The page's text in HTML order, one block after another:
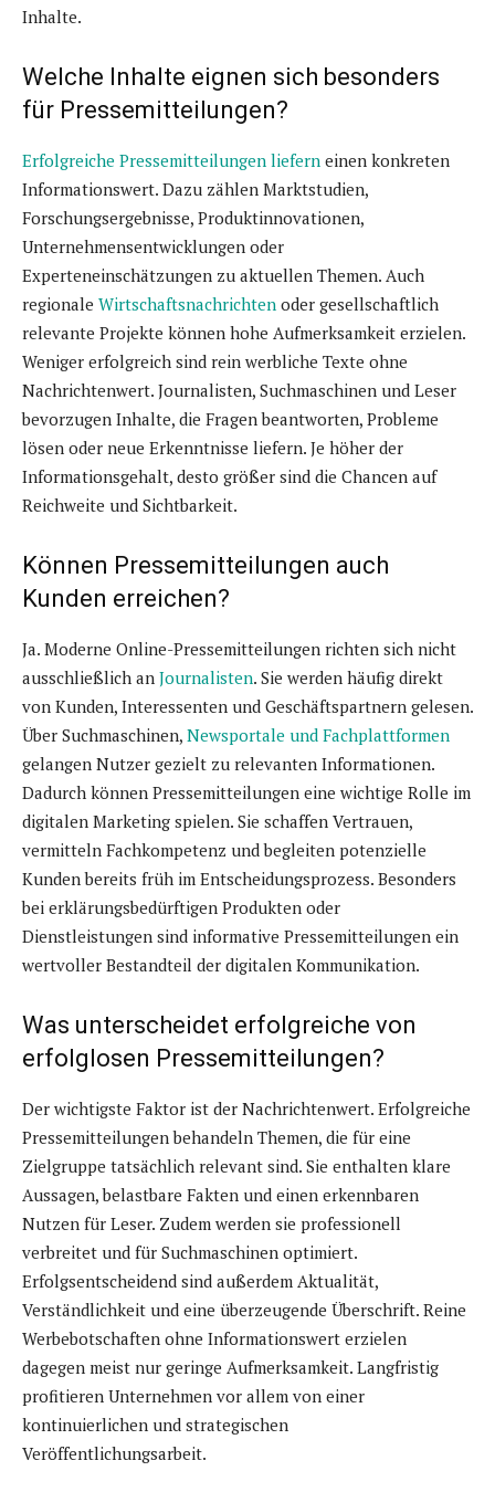
Inhalte.
Welche Inhalte eignen sich besonders
für Pressemitteilungen?
Erfolgreiche Pressemitteilungen liefern einen konkreten
Informationswert. Dazu zählen Marktstudien,
Forschungsergebnisse, Produktinnovationen,
Unternehmensentwicklungen oder
Experteneinschätzungen zu aktuellen Themen. Auch
regionale Wirtschaftsnachrichten oder gesellschaftlich
relevante Projekte können hohe Aufmerksamkeit erzielen.
Weniger erfolgreich sind rein werbliche Texte ohne
Nachrichtenwert. Journalisten, Suchmaschinen und Leser
bevorzugen Inhalte, die Fragen beantworten, Probleme
lösen oder neue Erkenntnisse liefern. Je höher der
Informationsgehalt, desto größer sind die Chancen auf
Reichweite und Sichtbarkeit.
Können Pressemitteilungen auch
Kunden erreichen?
Ja. Moderne Online-Pressemitteilungen richten sich nicht
ausschließlich an Journalisten. Sie werden häufig direkt
von Kunden, Interessenten und Geschäftspartnern gelesen.
Über Suchmaschinen, Newsportale und Fachplattformen
gelangen Nutzer gezielt zu relevanten Informationen.
Dadurch können Pressemitteilungen eine wichtige Rolle im
digitalen Marketing spielen. Sie schaffen Vertrauen,
vermitteln Fachkompetenz und begleiten potenzielle
Kunden bereits früh im Entscheidungsprozess. Besonders
bei erklärungsbedürftigen Produkten oder
Dienstleistungen sind informative Pressemitteilungen ein
wertvoller Bestandteil der digitalen Kommunikation.
Was unterscheidet erfolgreiche von
erfolglosen Pressemitteilungen?
Der wichtigste Faktor ist der Nachrichtenwert. Erfolgreiche
Pressemitteilungen behandeln Themen, die für eine
Zielgruppe tatsächlich relevant sind. Sie enthalten klare
Aussagen, belastbare Fakten und einen erkennbaren
Nutzen für Leser. Zudem werden sie professionell
verbreitet und für Suchmaschinen optimiert.
Erfolgsentscheidend sind außerdem Aktualität,
Verständlichkeit und eine überzeugende Überschrift. Reine
Werbebotschaften ohne Informationswert erzielen
dagegen meist nur geringe Aufmerksamkeit. Langfristig
profitieren Unternehmen vor allem von einer
kontinuierlichen und strategischen
Veröffentlichungsarbeit.